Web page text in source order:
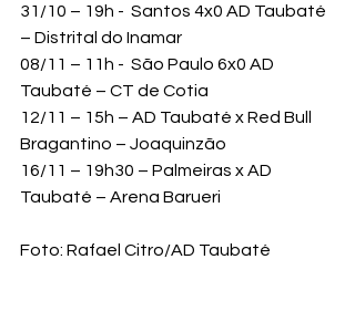
31/10 – 19h -  Santos 4x0 AD Taubaté
– Distrital do Inamar
08/11 – 11h -  São Paulo 6x0 AD
Taubaté – CT de Cotia
12/11 – 15h – AD Taubaté x Red Bull
Bragantino – Joaquinzão
16/11 – 19h30 – Palmeiras x AD
Taubaté – Arena Barueri
Foto: Rafael Citro/AD Taubaté